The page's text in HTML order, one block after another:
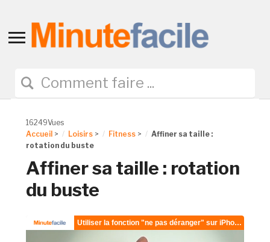
Toggle
navigation
16249Vues
Accueil > Loisirs > Fitness >
Affiner sa taille :
rotation du buste
Affiner sa taille : rotation
du buste